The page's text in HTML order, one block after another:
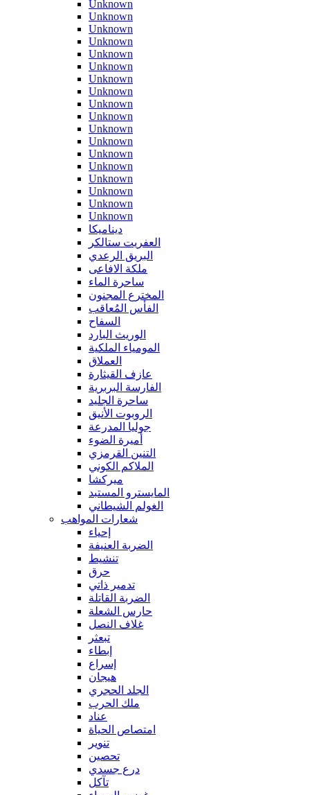
Unknown
Unknown
Unknown
Unknown
Unknown
Unknown
Unknown
Unknown
Unknown
Unknown
Unknown
Unknown
Unknown
Unknown
Unknown
Unknown
Unknown
Unknown
ديناميكا
العفريت ستالكر
البريق الرعدي
ملكة الافاعى
ساحرة الماء
المخترع المجنون
الفأس المُعاقب
السفاح
الوريث البارد
المومياء الملكية
العملاق
عازف القيثارة
الفارسة البربرية
ساحرة الجليد
الروبوت الأنيق
جوليا المدرعة
أميرة الضوء
التنين القرمزي
الملاكم الكوني
ميركشا
المايسترو المستبد
الغولم الشيطاني
شعارات المواهب
إحياء
الضربة العنيفة
تنشيط
حرق
تدمير ذاتي
الضربة القاتلة
حارس الشعلة
غلاف النصل
تبعثر
إبطاء
إسراع
هيجان
الجلد الحجري
ملك الحرب
عناد
امتصاص الحياة
تنوير
تحصين
درع جسدي
تآكل